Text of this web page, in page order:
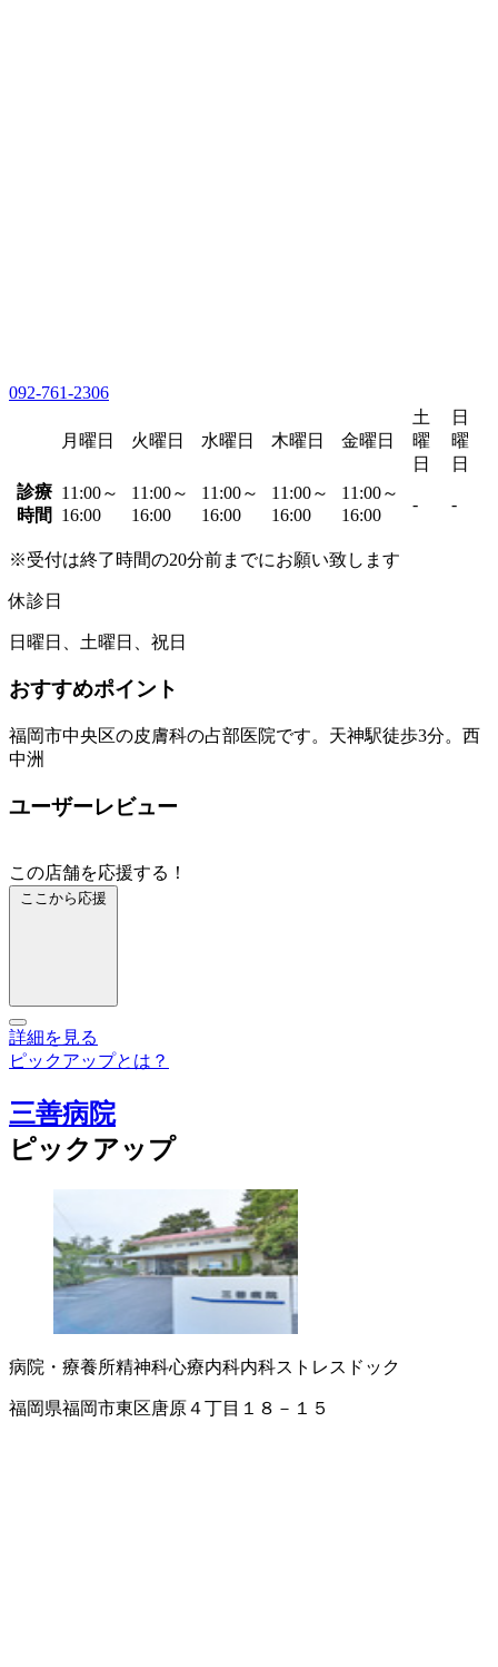
092-761-2306
月曜日 火曜日 水曜日 木曜日 金曜日
土
曜
日
日
曜
日
診療
時間
11:00～
16:00
11:00～
16:00
11:00～
16:00
11:00～
16:00
11:00～
16:00
- -
※受付は終了時間の20分前までにお願い致します
休診日
日曜日、土曜日、祝日
おすすめポイント
福岡市中央区の皮膚科の占部医院です。天神駅徒歩3分。西
中洲
ユーザーレビュー
この店舗を応援する！
ここから応援
詳細を見る
ピックアップとは？
三善病院
ピックアップ
病院・療養所精神科心療内科内科ストレスドック
福岡県福岡市東区唐原４丁目１８－１５